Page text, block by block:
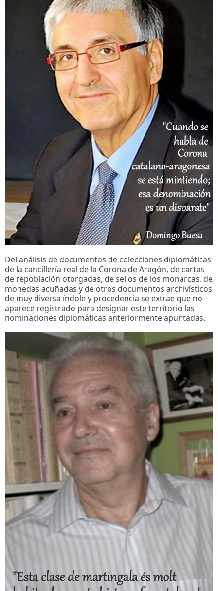
Del análisis de documentos de colecciones diplomáticas
de la cancillería real de la Corona de Aragón, de cartas
de repoblación otorgadas, de sellos de los monarcas, de
monedas acuñadas y de otros documentos archivísticos
de muy diversa índole y procedencia se extrae que no
aparece registrado para designar este territorio las
nominaciones diplomáticas anteriormente apuntadas.